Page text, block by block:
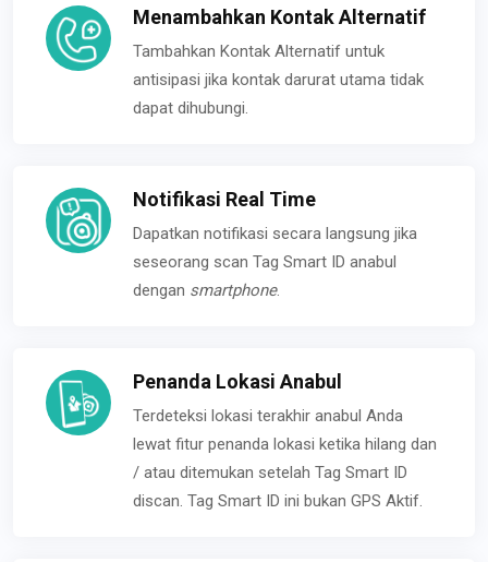
Menambahkan Kontak Alternatif
Tambahkan Kontak Alternatif untuk
antisipasi jika kontak darurat utama tidak
dapat dihubungi.
Notifikasi Real Time
Dapatkan notifikasi secara langsung jika
seseorang scan Tag Smart ID anabul
dengan smartphone.
Penanda Lokasi Anabul
Terdeteksi lokasi terakhir anabul Anda
lewat fitur penanda lokasi ketika hilang dan
/ atau ditemukan setelah Tag Smart ID
discan. Tag Smart ID ini bukan GPS Aktif.